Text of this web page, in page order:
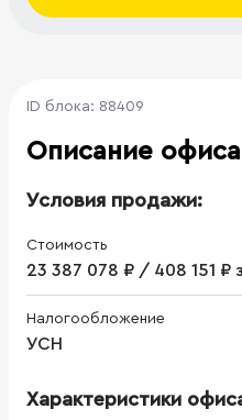
ID блока: 88409
Описание офиса
Условия продажи:
Стоимость
23 387 078 ₽ / 408 151 ₽
Налогообложение
УСН
Характеристики